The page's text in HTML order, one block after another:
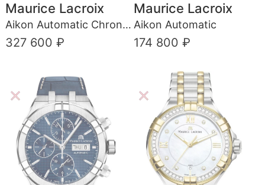
Maurice Lacroix
Aikon Automatic Chronograph
327 600 ₽
Maurice Lacroix
Aikon Automatic
174 800 ₽